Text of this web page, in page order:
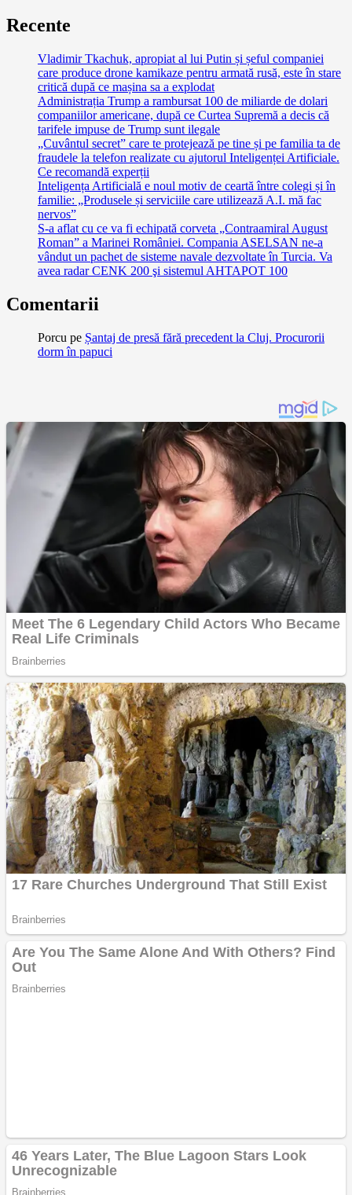
Recente
Vladimir Tkachuk, apropiat al lui Putin și șeful companiei
care produce drone kamikaze pentru armată rusă, este în stare
critică după ce mașina sa a explodat
Administrația Trump a rambursat 100 de miliarde de dolari
companiilor americane, după ce Curtea Supremă a decis că
tarifele impuse de Trump sunt ilegale
„Cuvântul secret” care te protejează pe tine și pe familia ta de
fraudele la telefon realizate cu ajutorul Inteligenței Artificiale.
Ce recomandă experții
Inteligența Artificială e noul motiv de ceartă între colegi și în
familie: „Produsele și serviciile care utilizează A.I. mă fac
nervos”
S-a aflat cu ce va fi echipată corveta „Contraamiral August
Roman” a Marinei României. Compania ASELSAN ne-a
vândut un pachet de sisteme navale dezvoltate în Turcia. Va
avea radar CENK 200 şi sistemul AHTAPOT 100
Comentarii
Porcu pe Șantaj de presă fără precedent la Cluj. Procurorii
dorm în papuci